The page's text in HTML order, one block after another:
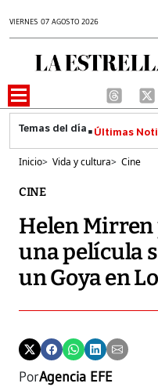
VIERNES 07 AGOSTO 2026
Últimas
Inicio> Vida y cultura> Cine
CINE
Helen
una película
un Goya en
PorAgencia EFE